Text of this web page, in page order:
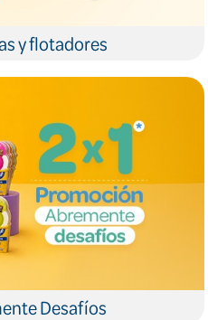
y flotadores
Desafíos